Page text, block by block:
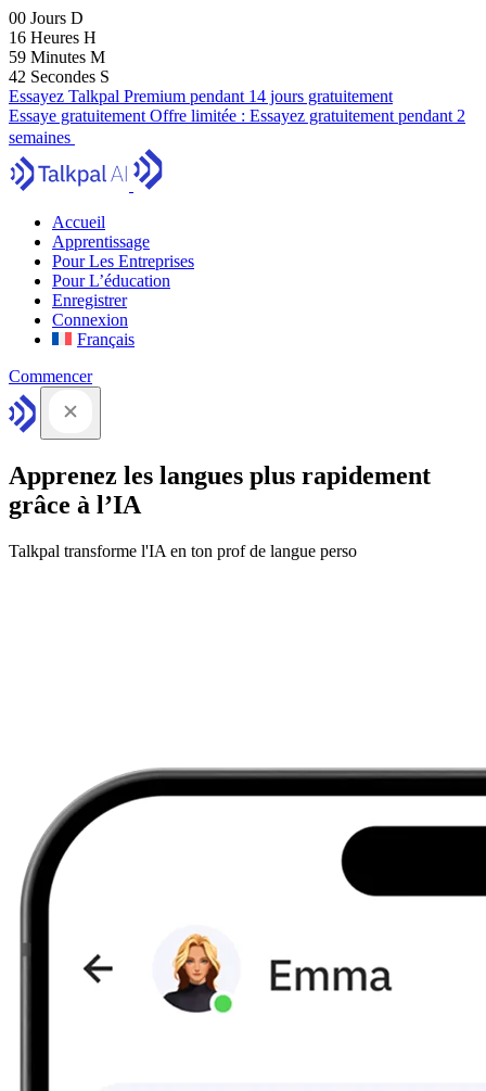
00 Jours D
16 Heures H
59 Minutes M
41 Secondes S
Essayez Talkpal Premium pendant 14 jours gratuitement
Essaye gratuitement Offre limitée : Essayez gratuitement pendant 2
semaines
Accueil
Apprentissage
Pour Les Entreprises
Pour L’éducation
Enregistrer
Connexion
Français
Commencer
Apprenez les langues plus rapidement
grâce à l’IA
Talkpal transforme l'IA en ton prof de langue perso